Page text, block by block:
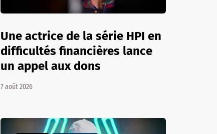
Une actrice de la série HPI en
difficultés financières lance
un appel aux dons
7 août 2026